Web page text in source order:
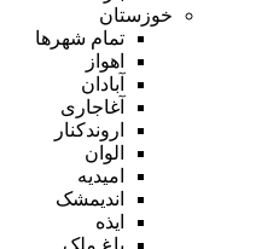
خوزستان
تمام شهر‌ها
اهواز
آبادان
آغاجاری
اروندکنار
الوان
امیدیه
اندیمشک
ایذه
باغ ملک